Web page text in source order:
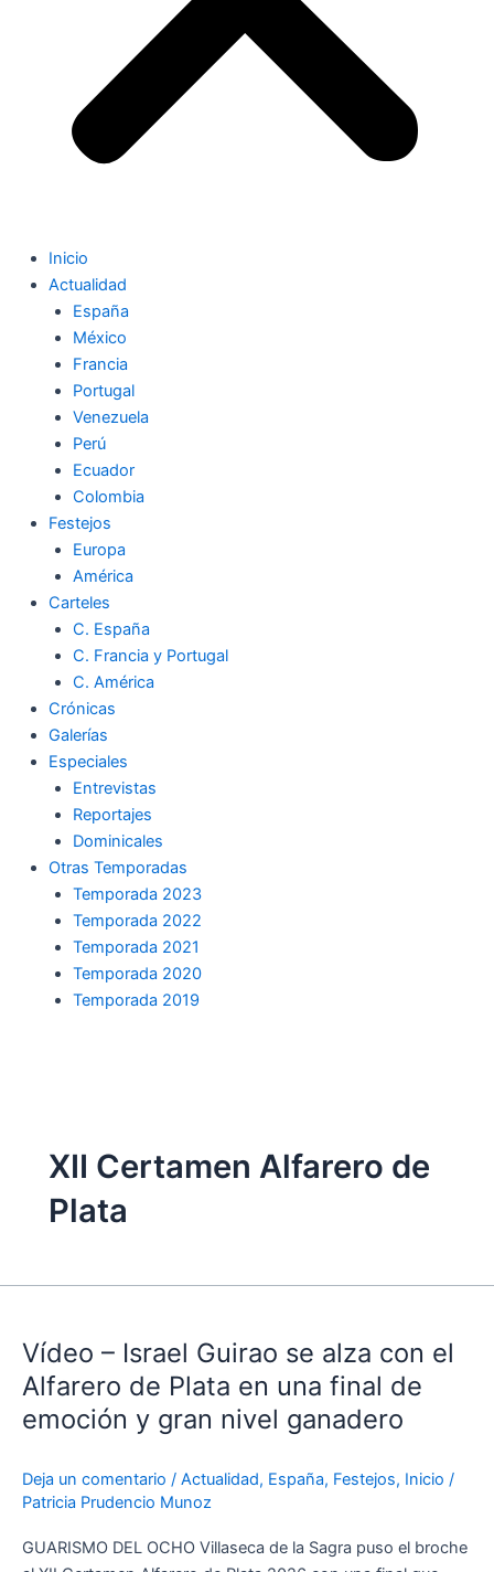
Inicio
Actualidad
España
México
Francia
Portugal
Venezuela
Perú
Ecuador
Colombia
Festejos
Europa
América
Carteles
C. España
C. Francia y Portugal
C. América
Crónicas
Galerías
Especiales
Entrevistas
Reportajes
Dominicales
Otras Temporadas
Temporada 2023
Temporada 2022
Temporada 2021
Temporada 2020
Temporada 2019
XII Certamen Alfarero de
Plata
Vídeo – Israel Guirao se alza con el
Alfarero de Plata en una final de
emoción y gran nivel ganadero
Deja un comentario / Actualidad, España, Festejos, Inicio /
Patricia Prudencio Munoz
GUARISMO DEL OCHO Villaseca de la Sagra puso el broche
Israel
Guirao
alza
el
Alfarero
de
Plata